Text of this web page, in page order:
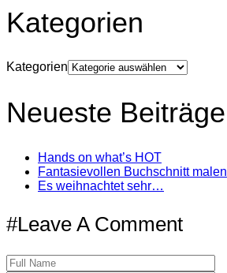
Kategorien
Kategorien
Neueste Beiträge
Hands on what’s HOT
Fantasievollen Buchschnitt malen
Es weihnachtet sehr…
#Leave A Comment